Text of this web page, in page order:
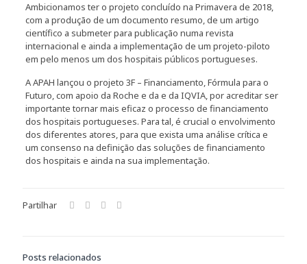
Ambicionamos ter o projeto concluído na Primavera de 2018,
com a produção de um documento resumo, de um artigo
científico a submeter para publicação numa revista
internacional e ainda a implementação de um projeto-piloto
em pelo menos um dos hospitais públicos portugueses.
A APAH lançou o projeto 3F – Financiamento, Fórmula para o
Futuro, com apoio da Roche e da e da IQVIA, por acreditar ser
importante tornar mais eficaz o processo de financiamento
dos hospitais portugueses. Para tal, é crucial o envolvimento
dos diferentes atores, para que exista uma análise crítica e
um consenso na definição das soluções de financiamento
dos hospitais e ainda na sua implementação.
Partilhar
Posts relacionados